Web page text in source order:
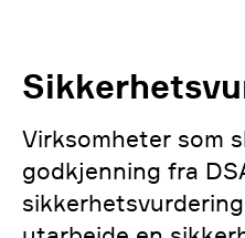
Virksomheter som
godkjenning fra